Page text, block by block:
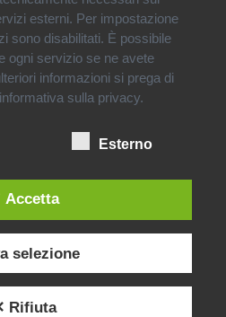
in tutto il Nord Italia
esterni. Per impostazione
sono disabilitati. È possibile
ogni servizio se ne avete
informazioni si prega di
sulla privacy.
Esterno
Accetta
selezione
Rifiuta